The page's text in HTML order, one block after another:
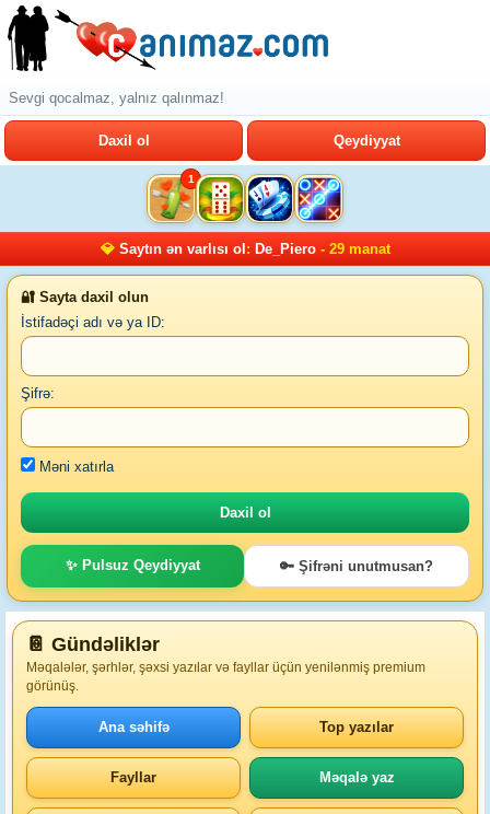
Sevgi qocalmaz, yalnız qalınmaz!
Daxil ol Qeydiyyat
1
💎 Saytın ən varlısı ol : De_Piero- 29 manat
🔐 Sayta daxil olun
İstifadəçi adı və ya ID:
Şifrə:
Məni xatırla
✨ Pulsuz Qeydiyyat 🔑 Şifrəni unutmusan?
📔 Gündəliklər
Məqalələr, şərhlər, şəxsi yazılar və fayllar üçün yenilənmiş premium
görünüş.
Ana səhifə Top yazılar
Fayllar Məqalə yaz